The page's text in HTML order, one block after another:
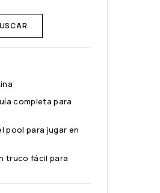
completa para
pool para jugar en
truco fácil para